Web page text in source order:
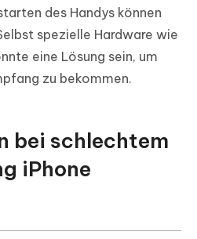
des Handys können
spezielle Hardware wie
eine Lösung sein, um
zu bekommen.
bei schlechtem
iPhone